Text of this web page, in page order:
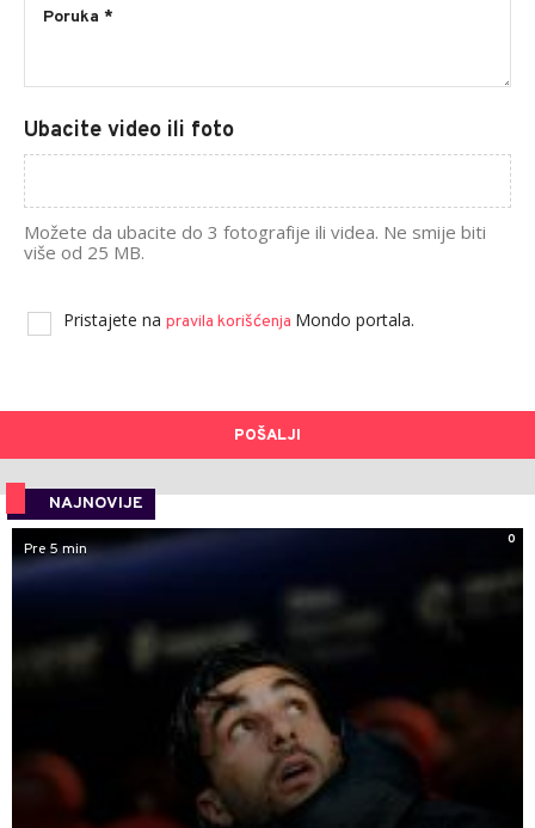
Ubacite video ili foto
Možete da ubacite do 3 fotografije ili videa. Ne smije biti
više od 25 MB.
Pristajete na pravila korišćenja Mondo portala.
POŠALJI
NAJNOVIJE
0
Pre 5 min